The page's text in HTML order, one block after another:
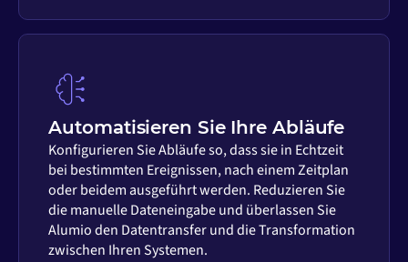
Automatisieren Sie Ihre Abläufe
Konfigurieren Sie Abläufe so, dass sie in Echtzeit
bei bestimmten Ereignissen, nach einem Zeitplan
oder beidem ausgeführt werden. Reduzieren Sie
die manuelle Dateneingabe und überlassen Sie
Alumio den Datentransfer und die Transformation
zwischen Ihren Systemen.